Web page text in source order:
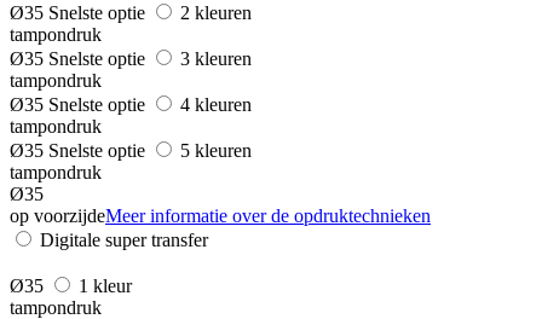
Ø35 Snelste optie
2 kleuren
tampondruk
Ø35 Snelste optie
3 kleuren
tampondruk
Ø35 Snelste optie
4 kleuren
tampondruk
Ø35 Snelste optie
5 kleuren
tampondruk
Ø35
op voorzijdeMeer informatie over de opdruktechnieken
Digitale super transfer
Ø35
1 kleur
tampondruk